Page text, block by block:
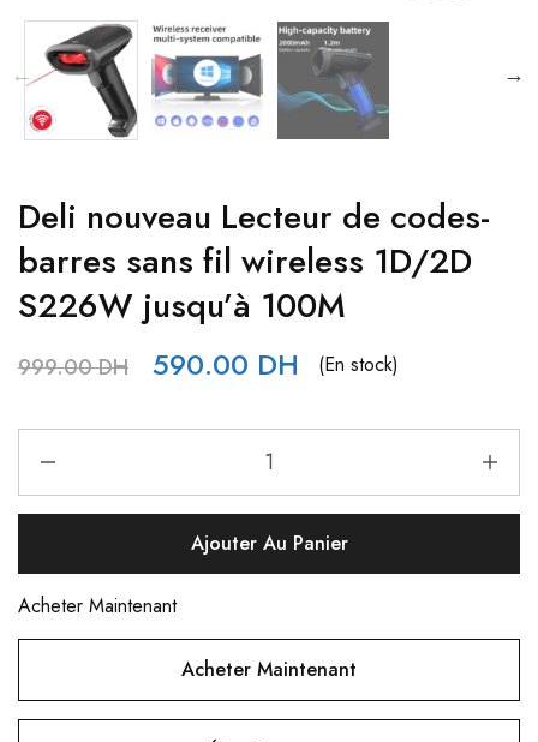
Deli nouveau Lecteur de codes-
barres sans fil wireless 1D/2D
S226W jusqu’à 100M
999.00DH 590.00 DH (En stock)
Ajouter Au Panier
Acheter Maintenant
Acheter Maintenant